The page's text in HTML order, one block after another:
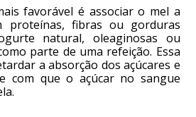
favorável é associar o mel a
proteínas, fibras ou gorduras
natural, oleaginosas ou
parte de uma refeição. Essa
a absorção dos açúcares e
com que o açúcar no sangue